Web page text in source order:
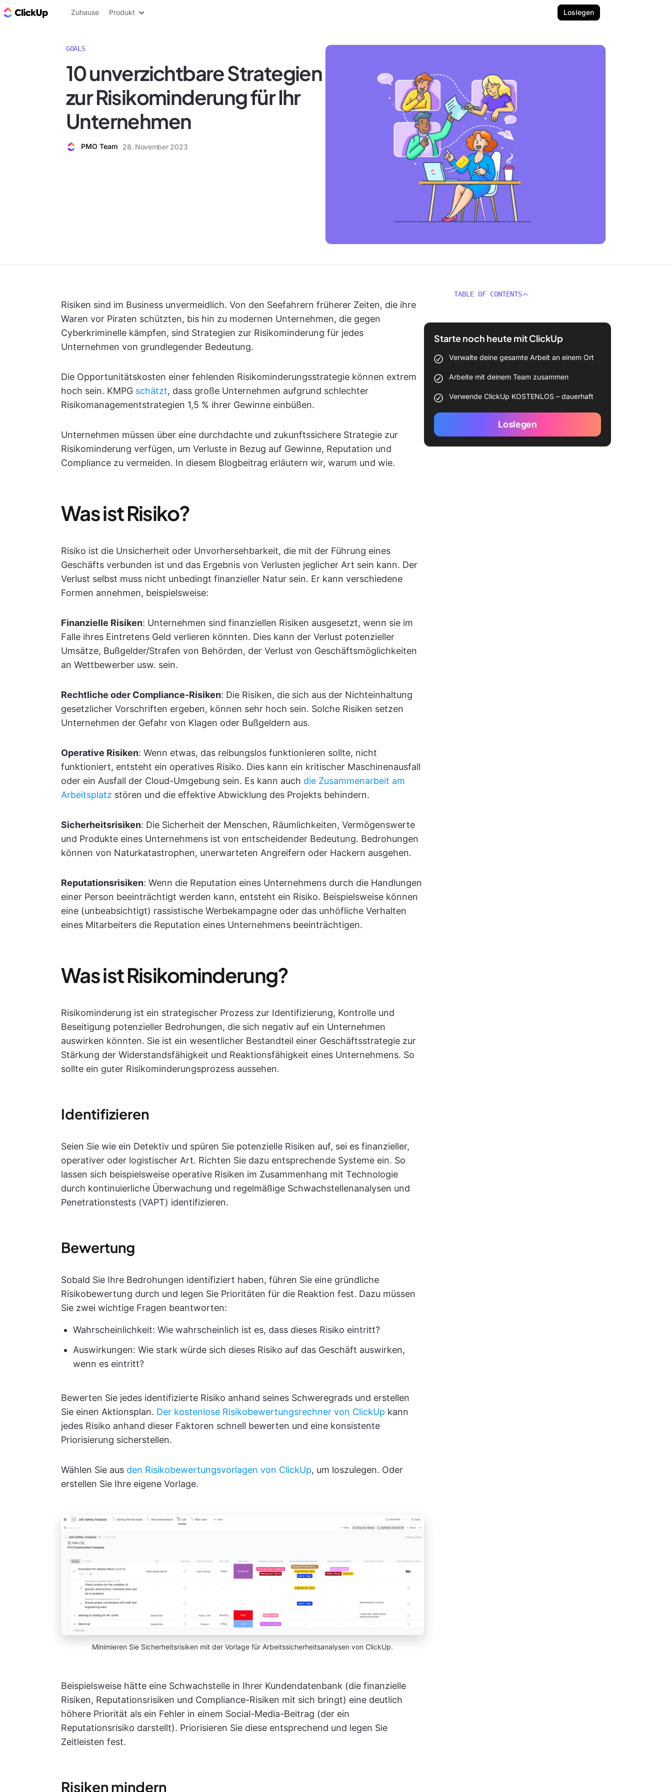
ClickUp Blog
Zuhause Produkt Loslegen
GOALS
10 unverzichtbare Strategien
zur Risikominderung für Ihr
Unternehmen
PMO Team 28. November 2023
Risiken sind im Business unvermeidlich. Von den Seefahrern früherer Zeiten, die ihre
Waren vor Piraten schützten, bis hin zu modernen Unternehmen, die gegen
Cyberkriminelle kämpfen, sind Strategien zur Risikominderung für jedes
Unternehmen von grundlegender Bedeutung.
Die Opportunitätskosten einer fehlenden Risikominderungsstrategie können extrem
hoch sein. KMPG schätzt, dass große Unternehmen aufgrund schlechter
Risikomanagementstrategien 1,5 % ihrer Gewinne einbüßen.
Unternehmen müssen über eine durchdachte und zukunftssichere Strategie zur
Risikominderung verfügen, um Verluste in Bezug auf Gewinne, Reputation und
Compliance zu vermeiden. In diesem Blogbeitrag erläutern wir, warum und wie.
Was ist Risiko?
Risiko ist die Unsicherheit oder Unvorhersehbarkeit, die mit der Führung eines
Geschäfts verbunden ist und das Ergebnis von Verlusten jeglicher Art sein kann. Der
Verlust selbst muss nicht unbedingt finanzieller Natur sein. Er kann verschiedene
Formen annehmen, beispielsweise:
Finanzielle Risiken: Unternehmen sind finanziellen Risiken ausgesetzt, wenn sie im
Falle ihres Eintretens Geld verlieren könnten. Dies kann der Verlust potenzieller
Umsätze, Bußgelder/Strafen von Behörden, der Verlust von Geschäftsmöglichkeiten
an Wettbewerber usw. sein.
Rechtliche oder Compliance-Risiken: Die Risiken, die sich aus der Nichteinhaltung
gesetzlicher Vorschriften ergeben, können sehr hoch sein. Solche Risiken setzen
Unternehmen der Gefahr von Klagen oder Bußgeldern aus.
Operative Risiken: Wenn etwas, das reibungslos funktionieren sollte, nicht
funktioniert, entsteht ein operatives Risiko. Dies kann ein kritischer Maschinenausfall
oder ein Ausfall der Cloud-Umgebung sein. Es kann auch die Zusammenarbeit am
Arbeitsplatz stören und die effektive Abwicklung des Projekts behindern.
Sicherheitsrisiken: Die Sicherheit der Menschen, Räumlichkeiten, Vermögenswerte
und Produkte eines Unternehmens ist von entscheidender Bedeutung. Bedrohungen
können von Naturkatastrophen, unerwarteten Angreifern oder Hackern ausgehen.
Reputationsrisiken: Wenn die Reputation eines Unternehmens durch die Handlungen
einer Person beeinträchtigt werden kann, entsteht ein Risiko. Beispielsweise können
eine (unbeabsichtigt) rassistische Werbekampagne oder das unhöfliche Verhalten
eines Mitarbeiters die Reputation eines Unternehmens beeinträchtigen.
Was ist Risikominderung?
Risikominderung ist ein strategischer Prozess zur Identifizierung, Kontrolle und
Beseitigung potenzieller Bedrohungen, die sich negativ auf ein Unternehmen
auswirken könnten. Sie ist ein wesentlicher Bestandteil einer Geschäftsstrategie zur
Stärkung der Widerstandsfähigkeit und Reaktionsfähigkeit eines Unternehmens. So
sollte ein guter Risikominderungsprozess aussehen.
Identifizieren
Seien Sie wie ein Detektiv und spüren Sie potenzielle Risiken auf, sei es finanzieller,
operativer oder logistischer Art. Richten Sie dazu entsprechende Systeme ein. So
lassen sich beispielsweise operative Risiken im Zusammenhang mit Technologie
durch kontinuierliche Überwachung und regelmäßige Schwachstellenanalysen und
Penetrationstests (VAPT) identifizieren.
Bewertung
Sobald Sie Ihre Bedrohungen identifiziert haben, führen Sie eine gründliche
Risikobewertung durch und legen Sie Prioritäten für die Reaktion fest. Dazu müssen
Sie zwei wichtige Fragen beantworten:
Wahrscheinlichkeit: Wie wahrscheinlich ist es, dass dieses Risiko eintritt?
Auswirkungen: Wie stark würde sich dieses Risiko auf das Geschäft auswirken,
wenn es eintritt?
Bewerten Sie jedes identifizierte Risiko anhand seines Schweregrads und erstellen
Sie einen Aktionsplan. Der kostenlose Risikobewertungsrechner von ClickUp kann
jedes Risiko anhand dieser Faktoren schnell bewerten und eine konsistente
Priorisierung sicherstellen.
Wählen Sie aus den Risikobewertungsvorlagen von ClickUp, um loszulegen. Oder
erstellen Sie Ihre eigene Vorlage.
Minimieren Sie Sicherheitsrisiken mit der Vorlage für Arbeitssicherheitsanalysen von ClickUp.
Beispielsweise hätte eine Schwachstelle in Ihrer Kundendatenbank (die finanzielle
Risiken, Reputationsrisiken und Compliance-Risiken mit sich bringt) eine deutlich
höhere Priorität als ein Fehler in einem Social-Media-Beitrag (der ein
Reputationsrisiko darstellt). Priorisieren Sie diese entsprechend und legen Sie
Zeitleisten fest.
Risiken mindern
TABLE OF CONTENTS
Starte noch heute mit ClickUp
Verwalte deine gesamte Arbeit an einem Ort
Arbeite mit deinem Team zusammen
Verwende ClickUp KOSTENLOS – dauerhaft
Loslegen